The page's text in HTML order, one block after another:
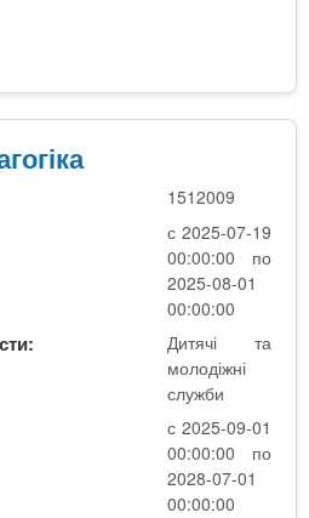
1512009
с 2025-07-19
00:00:00 по
2025-08-01
00:00:00
Дитячі та
молодіжні
служби
с 2025-09-01
00:00:00 по
2028-07-01
00:00:00